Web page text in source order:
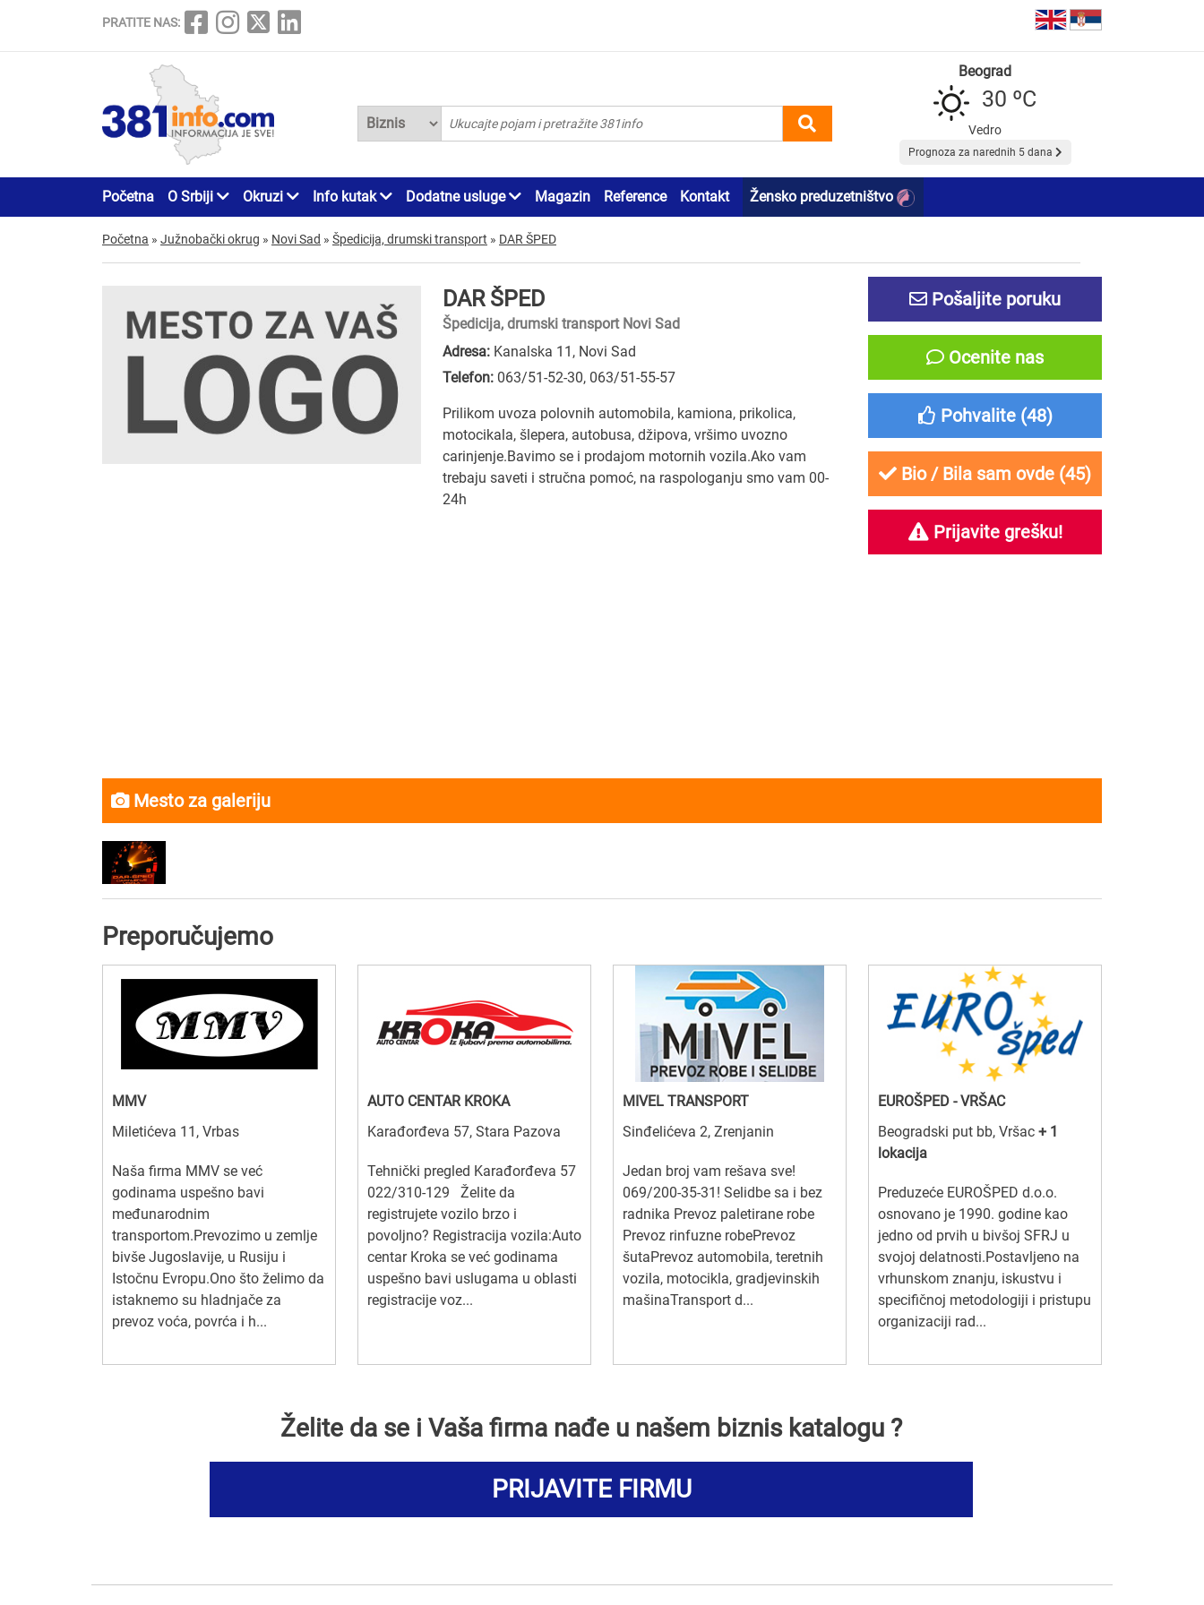
PRATITE NAS:
Beograd
30 ºC
Vedro
Prognoza za narednih 5 dana
Početna O Srbiji Okruzi Info kutak Dodatne usluge Magazin Reference Kontakt Žensko preduzetništvo
Početna » Južnobački okrug » Novi Sad » Špedicija, drumski transport » DAR ŠPED
DAR ŠPED
Špedicija, drumski transport Novi Sad
Adresa: Kanalska 11, Novi Sad
Telefon: 063/51-52-30, 063/51-55-57
Prilikom uvoza polovnih automobila, kamiona, prikolica,
motocikala, šlepera, autobusa, džipova, vršimo uvozno
carinjenje.Bavimo se i prodajom motornih vozila.Ako vam
trebaju saveti i stručna pomoć, na raspologanju smo vam 00-
24h
Pošaljite poruku
Ocenite nas
Pohvalite (48)
Bio / Bila sam ovde (45)
Prijavite grešku!
Mesto za galeriju
Preporučujemo
MMV
Miletićeva 11, Vrbas
Naša firma MMV se već
godinama uspešno bavi
međunarodnim
transportom.Prevozimo u zemlje
bivše Jugoslavije, u Rusiju i
Istočnu Evropu.Ono što želimo da
istaknemo su hladnjače za
prevoz voća, povrća i h...
AUTO CENTAR KROKA
Karađorđeva 57, Stara Pazova
Tehnički pregled Karađorđeva 57
022/310-129 Želite da
registrujete vozilo brzo i
povoljno? Registracija vozila:Auto
centar Kroka se već godinama
uspešno bavi uslugama u oblasti
registracije voz...
MIVEL TRANSPORT
Sinđelićeva 2, Zrenjanin
Jedan broj vam rešava sve!
069/200-35-31! Selidbe sa i bez
radnika Prevoz paletirane robe
Prevoz rinfuzne robePrevoz
šutaPrevoz automobila, teretnih
vozila, motocikla, gradjevinskih
mašinaTransport d...
EUROŠPED - VRŠAC
Beogradski put bb, Vršac + 1
lokacija
Preduzeće EUROŠPED d.o.o.
osnovano je 1990. godine kao
jedno od prvih u bivšoj SFRJ u
svojoj delatnosti.Postavljeno na
vrhunskom znanju, iskustvu i
specifičnoj metodologiji i pristupu
organizaciji rad...
Želite da se i Vaša firma nađe u našem biznis katalogu ?
PRIJAVITE FIRMU